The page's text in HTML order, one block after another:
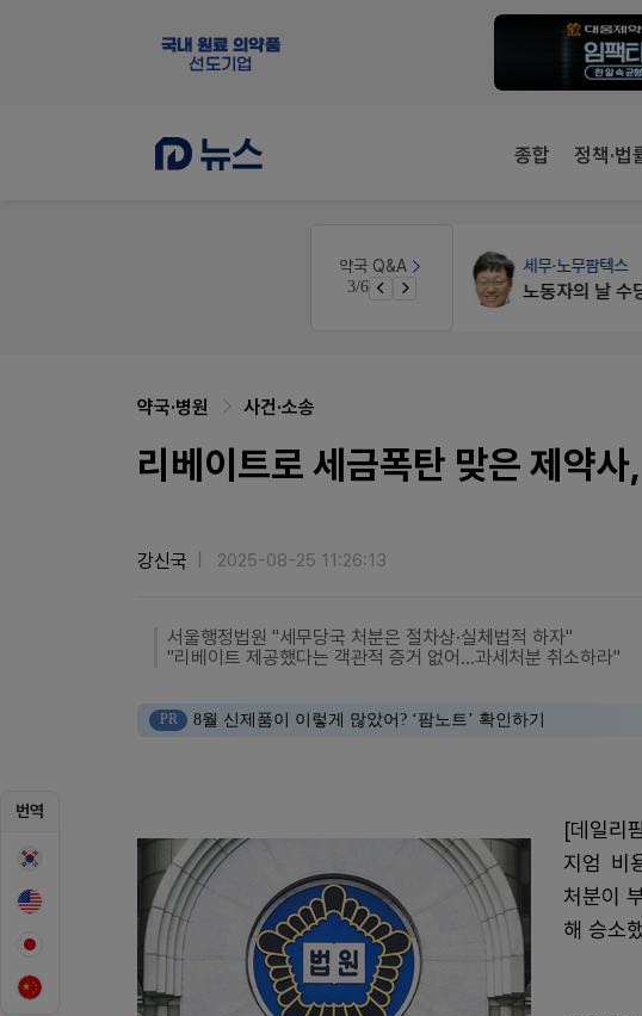
종합 정책·법
약국 Q&A
3/6
생각자국 디자인 세무·노무팜텍스
번역
약국·병원 사건·소송
리베이트로 세금폭탄 맞은 제약
강신국 2025-08-25 11:26:13
서울행정법원 "세무당국 처분은 절차상·실체법적 하자"
"리베이트 제공했다는 객관적 증거 없어...과세처분 취소하라"
PR 8월 신제품이 이렇게 많았어? ‘팜노트’ 확인하기
[데일리
지엄 비
처분이
해 승소